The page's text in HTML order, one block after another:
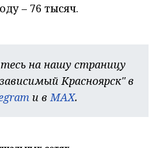
– 76 тысяч.
на нашу страницу
Красноярск" в
и вMAX.